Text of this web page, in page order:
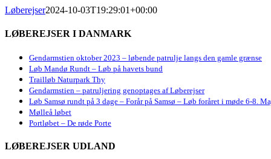
Løberejser2024-10-03T19:29:01+00:00
LØBEREJSER I DANMARK
Gendarmstien oktober 2023 – løbende patrulje langs den gamle grænse
Løb Mandø Rundt – Løb på havets bund
Trailløb Naturpark Thy
Gendarmstien – patruljering genoptages af Løberejser
Løb Samsø rundt på 3 dage – Forår på Samsø – Løb foråret i møde 6-8.
Mølleå løbet
Portløbet – De røde Porte
LØBEREJSER UDLAND